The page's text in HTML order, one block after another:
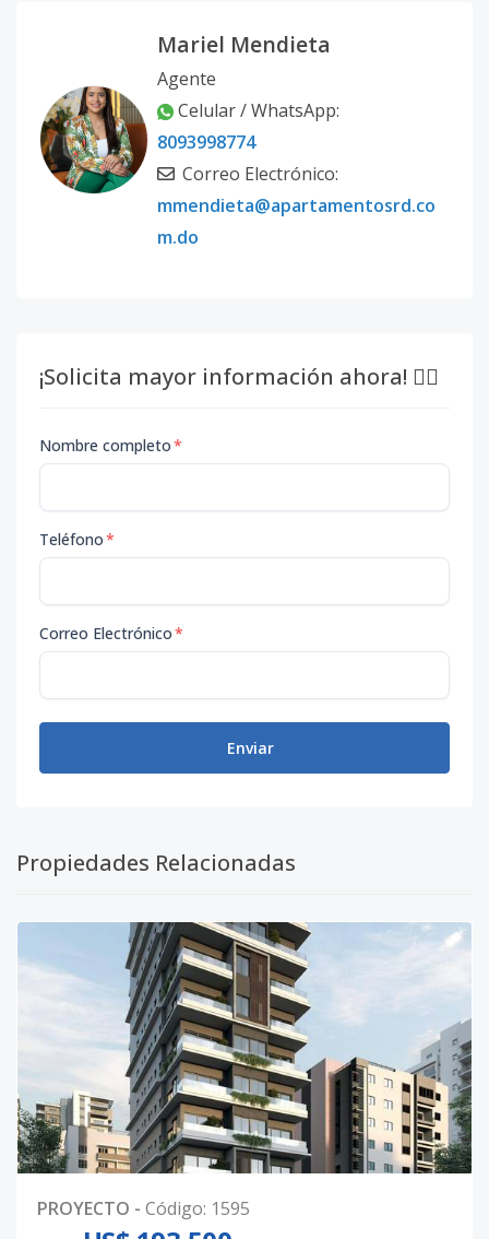
Mariel Mendieta
Agente
Celular / WhatsApp:
8093998774
Correo Electrónico:
mmendieta@apartamentosrd.co
m.do
¡Solicita mayor información ahora! 👇🏽
Nombre completo*
Teléfono*
Correo Electrónico*
Enviar
Propiedades Relacionadas
PROYECTO - Código: 1595